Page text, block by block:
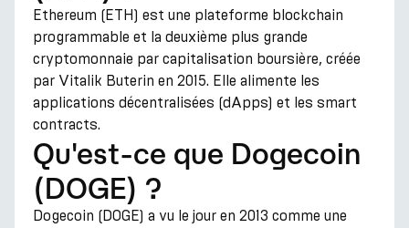
Ethereum (ETH) est une plateforme blockchain
programmable et la deuxième plus grande
cryptomonnaie par capitalisation boursière, créée
par Vitalik Buterin en 2015. Elle alimente les
applications décentralisées (dApps) et les smart
contracts.
Qu'est-ce que Dogecoin
(DOGE) ?
Dogecoin (DOGE) a vu le jour en 2013 comme une